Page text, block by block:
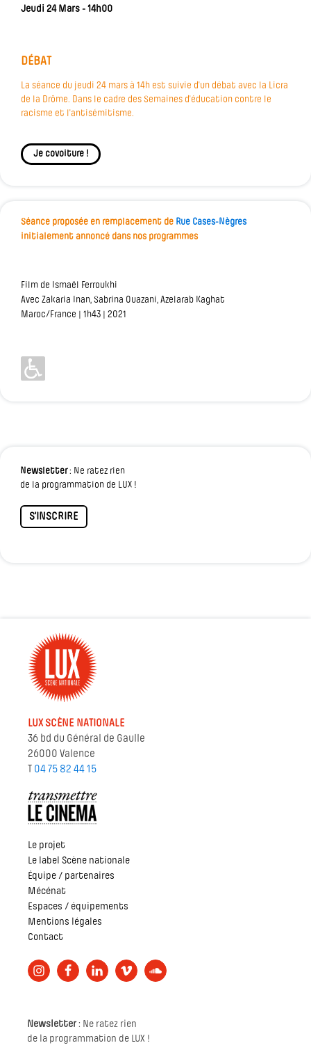
Jeudi 24 Mars - 14h00
DÉBAT
La séance du jeudi 24 mars à 14h est suivie d'un débat avec la Licra
de la Drôme. Dans le cadre des Semaines d'éducation contre le
racisme et l'antisémitisme.
Je covoiture !
Séance proposée en remplacement de Rue Cases-Nègres
initialement annoncé dans nos programmes
Film de Ismaël Ferroukhi
Avec Zakaria Inan, Sabrina Ouazani, Azelarab Kaghat
Maroc/France | 1h43 | 2021
Newsletter: Ne ratez rien
de la programmation de LUX !
S'INSCRIRE
LUX SCÈNE NATIONALE
36 bd du Général de Gaulle
26000 Valence
T 04 75 82 44 15
Le projet
Le label Scène nationale
Équipe / partenaires
Mécénat
Espaces / équipements
Mentions légales
Contact
Newsletter: Ne ratez rien
de la programmation de LUX !